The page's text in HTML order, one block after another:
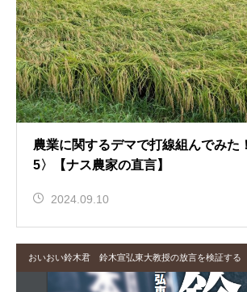
農業に関するデマで打線組んでみた
5〉【ナス農家の直言】
2024.09.10
おいおい鈴木君 鈴木宣弘東大教授の放言を検証する